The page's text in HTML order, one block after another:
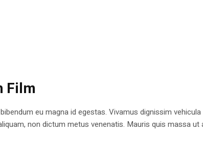
Film
eu magna id egestas. Vivamus dignissim
non dictum metus venenatis. Mauris quis massa